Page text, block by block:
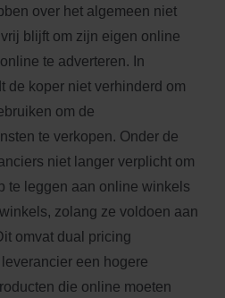
over het algemeen niet
blijft om zijn eigen online
te adverteren. In
de koper niet verhinderd om
om de
te verkopen. Onder de
niet langer verplicht om
te leggen aan online winkels
zolang ze voldoen aan
omvat dual pricing
een hogere
die online moeten